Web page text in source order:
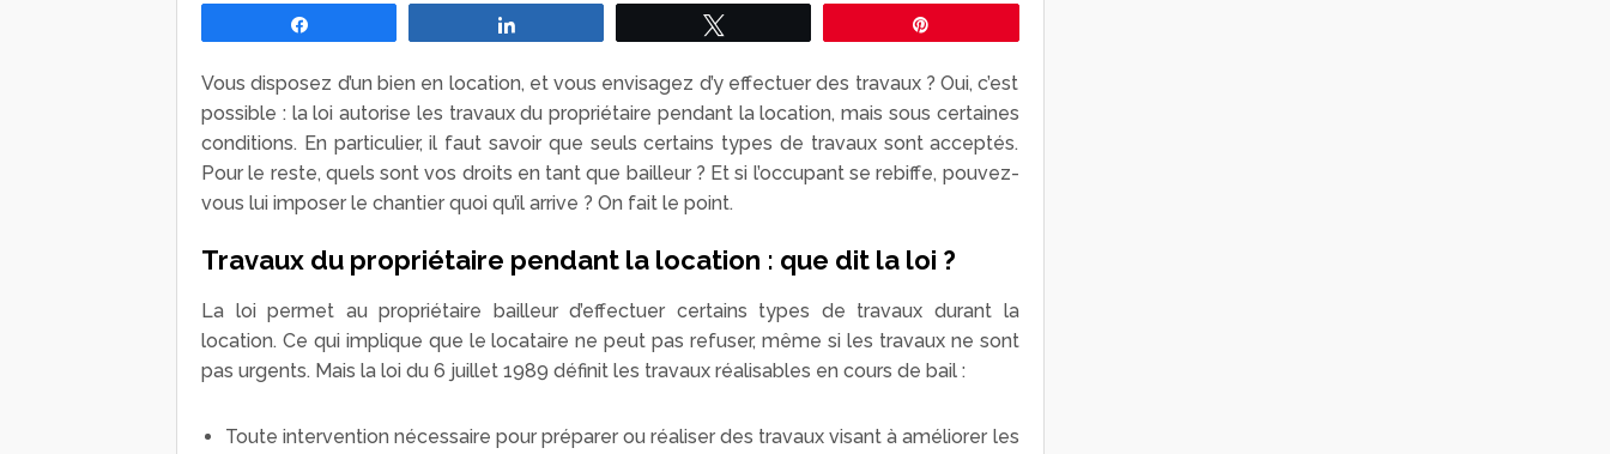
Vous disposez d’un bien en location, et vous envisagez d’y effectuer des travaux ? Oui, c’est
possible : la loi autorise les travaux du propriétaire pendant la location, mais sous certaines
conditions. En particulier, il faut savoir que seuls certains types de travaux sont acceptés.
Pour le reste, quels sont vos droits en tant que bailleur ? Et si l’occupant se rebiffe, pouvez-
vous lui imposer le chantier quoi qu’il arrive ? On fait le point.
Travaux du propriétaire pendant la location : que dit la loi ?
La loi permet au propriétaire bailleur d’effectuer certains types de travaux durant la
location. Ce qui implique que le locataire ne peut pas refuser, même si les travaux ne sont
pas urgents. Mais la loi du 6 juillet 1989 définit les travaux réalisables en cours de bail :
Toute intervention nécessaire pour préparer ou réaliser des travaux visant à améliorer les